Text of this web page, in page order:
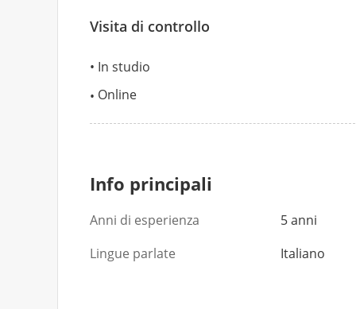
Visita di controllo
In studio
Online
Info principali
Anni di esperienza
5 anni
Lingue parlate
Italiano